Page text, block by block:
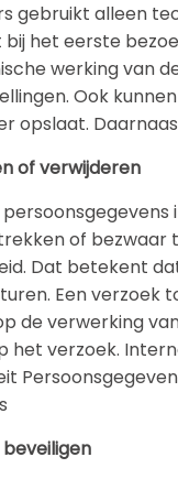
gebruikt alleen
het eerste
werking van
Ook
opslaat.
of verwijderen
of
Dat betekent
Een verzoek
de verwerking
het verzoek.